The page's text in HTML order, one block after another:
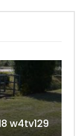
w4tv129